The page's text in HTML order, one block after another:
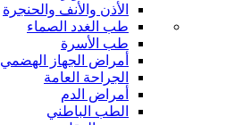
الأذن والأنف والحنجرة
طب الغدد الصماء
طب الأسرة
أمراض الجهاز الهضمي
الجراحة العامة
أمراض الدم
الطب الباطني